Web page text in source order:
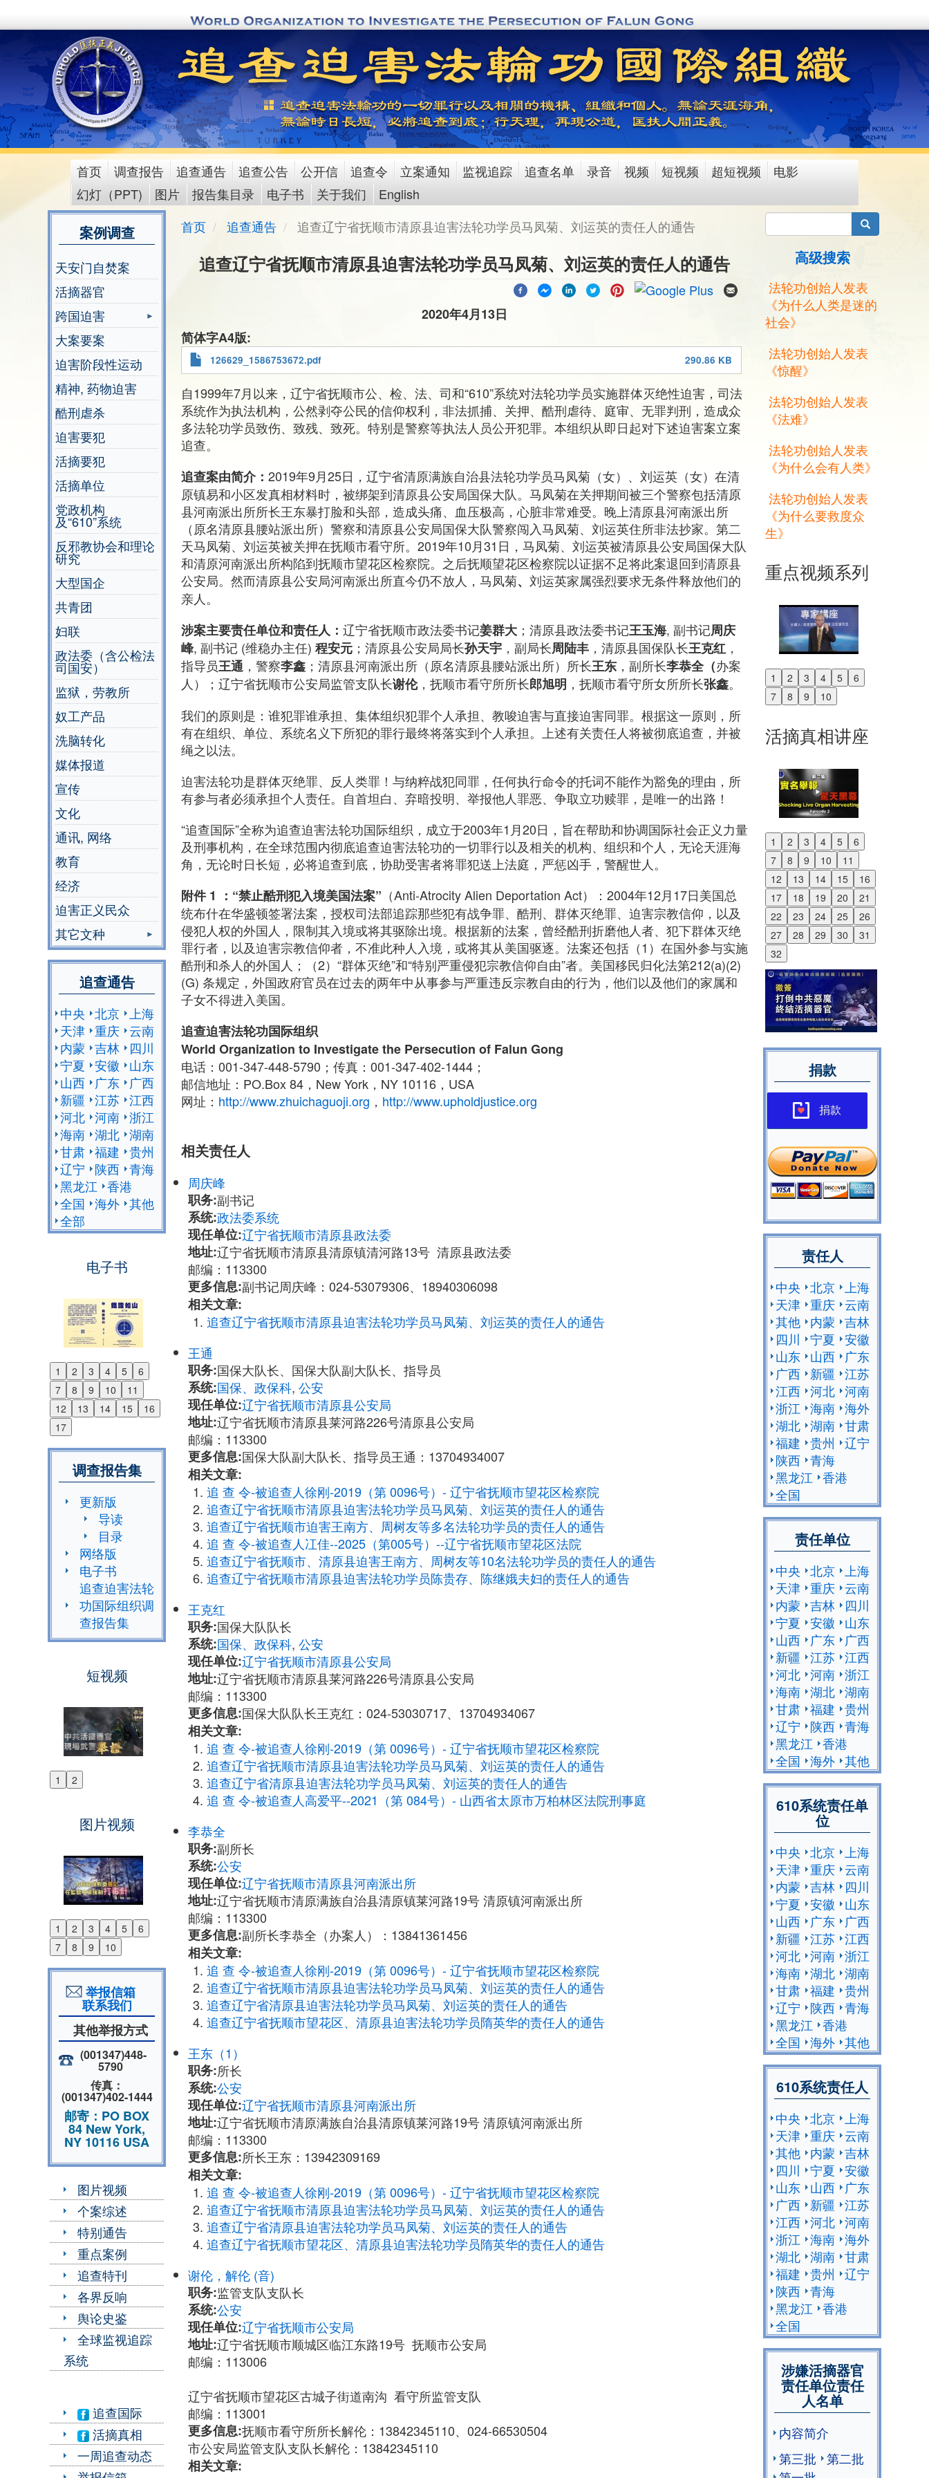
to
content
main
menu
首页 调查报告 追查通告 追查公告 公开信 追查令 立案通知 监视追踪 追查名单 录音 视频 短视频 超短视频
电影
幻灯（PPT)
图片 报告集目录 电子书 关于我们 English
案例调查
天安门自焚案
活摘器官
跨国迫害
大案要案
迫害阶段性运动
精神, 药物迫害
酷刑虐杀
迫害要犯
活摘要犯
活摘单位
党政机构
及“610”系统
反邪教协会和理论
研究
大型国企
共青团
妇联
政法委（含公检法
司国安）
监狱，劳教所
奴工产品
洗脑转化
媒体报道
宣传
文化
通讯, 网络
教育
经济
迫害正义民众
其它文种
追查通告
中央 北京 上海
天津 重庆 云南
内蒙 吉林
四川
宁夏 安徽
山东
山西
广东
广西
新疆 江苏 江西
河北 河南 浙江
海南 湖北 湖南
甘肃 福建 贵州
辽宁
陕西 青海
黑龙江 香港
全国 海外 其他
全部
电子书
1 2 3 4 5
6
7
8 9 10
11
12
13 14 15
16
17
Previous
Next
调查报告集
更新版
导读
目录
网络版
电子书
追查迫害法轮
功国际组织调
查报告集
短视频
1 2
Previous
图片视频
1 2 3 4 5
6
7
8 9 10
Previous
Next
举报信箱
联系我们
其他举报方式
(001347)448-
5790
传真：
(001347)402-1444
邮寄：PO BOX
84 New York,
NY 10116 USA
图片视频
个案综述
特别通告
重点案例
追查特刊
各界反响
舆论史鉴
全球监视追踪
系统
追查国际
活摘真相
一周追查动态
首页 追查通告 追查辽宁省抚顺市清原县迫害法轮功学员马凤菊、刘运英的责任人的通告
追查辽宁省抚顺市清原县迫害法轮功学员马凤菊、刘运英的责任人的通告
2020年4月13日
简体字A4版
126629_1586753672.pdf 290.86 KB
自1999年7月以来，辽宁省抚顺市公、检、法、司和“610”系统对法轮功学员实施群体灭绝性迫害，司法
系统作为执法机构，公然剥夺公民的信仰权利，非法抓捕、关押、酷刑虐待、庭审、无罪判刑，造成众
多法轮功学员致伤、致残、致死。特别是警察等执法人员公开犯罪。本组织从即日起对下述迫害案立案
追查。
追查案由简介： 2019年9月25日，辽宁省清原满族自治县法轮功学员马凤菊（女）、刘运英（女）在清
原镇易和小区发真相材料时，被绑架到清原县公安局国保大队。马凤菊在关押期间被三个警察包括清原
县河南派出所所长王东暴打脸和头部，造成头痛、血压极高，心脏非常难受。晚上清原县河南派出所
（原名清原县腰站派出所）警察和清原县公安局国保大队警察闯入马凤菊、刘运英住所非法抄家。第二
天马凤菊、刘运英被关押在抚顺市看守所。2019年10月31日，马凤菊、刘运英被清原县公安局国保大队
和清原河南派出所构陷到抚顺市望花区检察院。之后抚顺望花区检察院以证据不足将此案退回到清原县
公安局。然而清原县公安局河南派出所直今仍不放人，马凤菊、 刘运英家属强烈要求无条件释放他们的
亲人。
涉案主要责任单位和责任人： 辽宁省抚顺市政法委书记姜群大 ；清原县政法委书记王玉海, 副书记周庆
峰, 副书记 (维稳办主任) 程安元 ；清原县公安局局长孙天宇 ，副局长周陆丰 ，清原县国保队长王克红 ，
指导员王通 ，警察李鑫 ；清原县河南派出所（原名清原县腰站派出所）所长王东 ，副所长李恭全（办案
人）；辽宁省抚顺市公安局监管支队长谢伦，抚顺市看守所所长郎旭明 ，抚顺市看守所女所所长张鑫。
我们的原则是：谁犯罪谁承担、集体组织犯罪个人承担、教唆迫害与直接迫害同罪。根据这一原则，所
有在组织、单位、系统名义下所犯的罪行最终将落实到个人承担。上述有关责任人将被彻底追查，并被
绳之以法。
迫害法轮功是群体灭绝罪、反人类罪！与纳粹战犯同罪，任何执行命令的托词不能作为豁免的理由，所
有参与者必须承担个人责任。自首坦白、弃暗投明、举报他人罪恶、争取立功赎罪，是唯一的出路！
“追查国际”全称为追查迫害法轮功国际组织，成立于2003年1月20日，旨在帮助和协调国际社会正义力量
及刑事机构，在全球范围内彻底追查迫害法轮功的一切罪行以及相关的机构、组织和个人，无论天涯海
角，无论时日长短，必将追查到底，协助受害者将罪犯送上法庭，严惩凶手，警醒世人。
附件 1 ：“禁止酷刑犯入境美国法案” （Anti-Atrocity Alien Deportation Act）：2004年12月17日美国总
统布什在华盛顿签署法案，授权司法部追踪那些犯有战争罪、酷刑、群体灭绝罪、迫害宗教信仰，以及
侵犯人权的外国人，限制其入境或将其驱除出境。根据新的法案，曾经酷刑折磨他人者、犯下群体灭绝
罪行者，以及迫害宗教信仰者，不准此种人入境，或将其从美国驱逐。法案还包括（1）在国外参与实施
酷刑和杀人的外国人；（2）“群体灭绝”和“特别严重侵犯宗教信仰自由”者。美国移民归化法第212(a)(2)
(G) 条规定，外国政府官员在过去的两年中从事参与严重违反宗教自由的行为，他们以及他们的家属和
子女不得进入美国。
追查迫害法轮功国际组织
World Organization to Investigate the Persecution of Falun Gong
电话：001-347-448-5790；传真：001-347-402-1444；
邮信地址：PO.Box 84，New York，NY 10116，USA
网址： http://www.zhuichaguoji.org ， http://www.upholdjustice.org
相关责任人
周庆峰
职务:副书记
系统:政法委系统
现任单位:辽宁省抚顺市清原县政法委
地址:辽宁省抚顺市清原县清原镇清河路13号 清原县政法委
邮编：113300
更多信息:副书记周庆峰：024-53079306、18940306098
相关文章:
追查辽宁省抚顺市清原县迫害法轮功学员马凤菊、刘运英的责任人的通告
王通
职务:国保大队长、国保大队副大队长、指导员
系统:国保、政保科, 公安
现任单位:辽宁省抚顺市清原县公安局
地址:辽宁省抚顺市清原县莱河路226号清原县公安局
邮编：113300
更多信息:国保大队副大队长、指导员王通：13704934007
相关文章:
追 查 令-被追查人徐刚-2019（第 0096号）- 辽宁省抚顺市望花区检察院
追查辽宁省抚顺市清原县迫害法轮功学员马凤菊、刘运英的责任人的通告
追查辽宁省抚顺市迫害王南方、周树友等多名法轮功学员的责任人的通告
追 查 令-被追查人冮佳--2025（第005号）--辽宁省抚顺市望花区法院
追查辽宁省抚顺市、清原县迫害王南方、周树友等10名法轮功学员的责任人的通告
追查辽宁省抚顺市清原县迫害法轮功学员陈贵存、陈继娥夫妇的责任人的通告
王克红
职务:国保大队队长
系统:国保、政保科, 公安
现任单位:辽宁省抚顺市清原县公安局
地址:辽宁省抚顺市清原县莱河路226号清原县公安局
邮编：113300
更多信息:国保大队队长王克红：024-53030717、13704934067
相关文章:
追 查 令-被追查人徐刚-2019（第 0096号）- 辽宁省抚顺市望花区检察院
追查辽宁省抚顺市清原县迫害法轮功学员马凤菊、刘运英的责任人的通告
追查辽宁省清原县迫害法轮功学员马凤菊、刘运英的责任人的通告
追 查 令-被追查人高爱平--2021（第 084号）- 山西省太原市万柏林区法院刑事庭
李恭全
职务:副所长
系统:公安
现任单位:辽宁省抚顺市清原县河南派出所
地址:辽宁省抚顺市清原满族自治县清原镇莱河路19号 清原镇河南派出所
邮编：113300
更多信息:副所长李恭全（办案人）：13841361456
相关文章:
追 查 令-被追查人徐刚-2019（第 0096号）- 辽宁省抚顺市望花区检察院
追查辽宁省抚顺市清原县迫害法轮功学员马凤菊、刘运英的责任人的通告
追查辽宁省清原县迫害法轮功学员马凤菊、刘运英的责任人的通告
追查辽宁省抚顺市望花区、清原县迫害法轮功学员隋英华的责任人的通告
王东（1）
职务:所长
系统:公安
现任单位:辽宁省抚顺市清原县河南派出所
地址:辽宁省抚顺市清原满族自治县清原镇莱河路19号 清原镇河南派出所
邮编：113300
更多信息:所长王东：13942309169
相关文章:
追 查 令-被追查人徐刚-2019（第 0096号）- 辽宁省抚顺市望花区检察院
追查辽宁省抚顺市清原县迫害法轮功学员马凤菊、刘运英的责任人的通告
追查辽宁省清原县迫害法轮功学员马凤菊、刘运英的责任人的通告
追查辽宁省抚顺市望花区、清原县迫害法轮功学员隋英华的责任人的通告
谢伦，解伦 (音)
职务:监管支队支队长
系统:公安
现任单位:辽宁省抚顺市公安局
地址:辽宁省抚顺市顺城区临江东路19号 抚顺市公安局
邮编：113006
辽宁省抚顺市望花区古城子街道南沟 看守所监管支队
邮编：113001
更多信息:抚顺市看守所所长解伦：13842345110、024-66530504
市公安局监管支队支队长解伦：13842345110
相关文章:
搜索
高级搜索
法轮功创始人发表
《为什么人类是迷的
社会》
法轮功创始人发表
《惊醒》
法轮功创始人发表
《法难》
法轮功创始人发表
《为什么会有人类》
法轮功创始人发表
《为什么要救度众
生》
重点视频系列
1 2 3 4 5
6
7
8 9 10
Previous
Next
活摘真相讲座
1 2 3 4 5
6
7
8 9 10
11
12
13 14 15
16
17
18 19 20
21
22
23 24 25
26
27
28 29 30
31
32
Previous
Next
捐款
捐款
责任人
中央 北京
上海
天津 重庆 云南
其他 内蒙 吉林
四川
宁夏 安徽
山东 山西
广东
广西 新疆 江苏
江西 河北 河南
浙江 海南 海外
湖北 湖南 甘肃
福建 贵州
辽宁
陕西 青海
黑龙江 香港
全国
责任单位
中央 北京
上海
天津 重庆 云南
内蒙 吉林
四川
宁夏 安徽
山东
山西
广东
广西
新疆 江苏 江西
河北 河南 浙江
海南 湖北 湖南
甘肃 福建 贵州
辽宁
陕西 青海
黑龙江 香港
全国 海外 其他
610系统责任单
位
中央 北京
上海
天津 重庆 云南
内蒙 吉林
四川
宁夏 安徽
山东
山西
广东
广西
新疆 江苏 江西
河北 河南 浙江
海南 湖北 湖南
甘肃 福建 贵州
辽宁
陕西 青海
黑龙江 香港
全国 海外 其他
610系统责任人
中央 北京
上海
天津 重庆 云南
其他 内蒙 吉林
四川
宁夏 安徽
山东 山西
广东
广西 新疆 江苏
江西 河北 河南
浙江 海南 海外
湖北 湖南 甘肃
福建 贵州
辽宁
陕西 青海
黑龙江 香港
全国
涉嫌活摘器官
责任单位责任
人名单
内容简介
第三批
第二批